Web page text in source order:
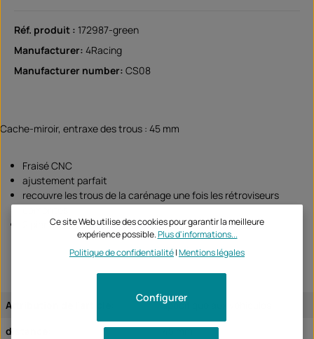
Réf. produit : 172987-green
Manufacturer: 4Racing
Manufacturer number: CS08
Cache-miroir, entraxe des trous : 45 mm
Fraisé CNC
ajustement parfait
recouvre les trous de la carénage une fois les rétroviseurs
2 pièces
Attribution de l'article:
spécifique aux véhicules
distance:
45 mm
Ce site Web utilise des cookies pour garantir la meilleure
expérience possible.Plus d'informations...
Politique de confidentialité|Mentions légales
Configurer